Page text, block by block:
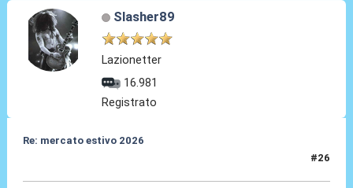
Slasher89
Lazionetter
16.981
Registrato
Re: mercato estivo 2026
#26